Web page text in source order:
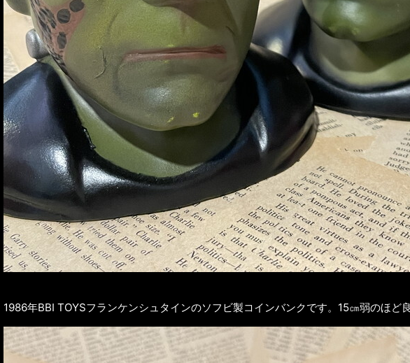
1986年BBI TOYSフランケンシュタインのソフビ製コインバンクです。15㎝弱のほど